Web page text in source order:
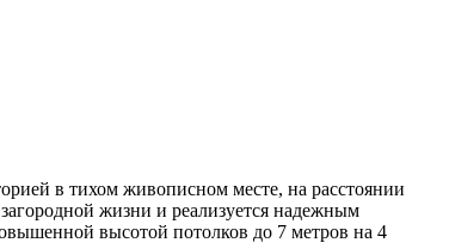
в тихом живописном месте, на расстоянии
жизни и реализуется надежным
высотой потолков до 7 метров на 4